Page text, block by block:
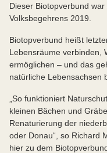
Dieser Biotopverbund
Volksbegehrens 2019.
Biotopverbund heißt
Lebensräume verbinden,
ermöglichen – und das
natürliche Lebensachsen
„So funktioniert
kleinen Bächen und
Renaturierung der
oder Donau“, so Richard
hier zu dem